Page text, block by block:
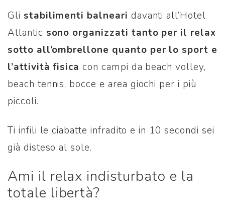
Gli stabilimenti balneari davanti all’Hotel
Atlantic sono organizzati tanto per il relax
sotto all’ombrellone quanto per lo sport e
l’attività fisica con campi da beach volley,
beach tennis, bocce e area giochi per i più
piccoli.
Ti infili le ciabatte infradito e in 10 secondi sei
già disteso al sole.
Ami il relax indisturbato e la
totale libertà?